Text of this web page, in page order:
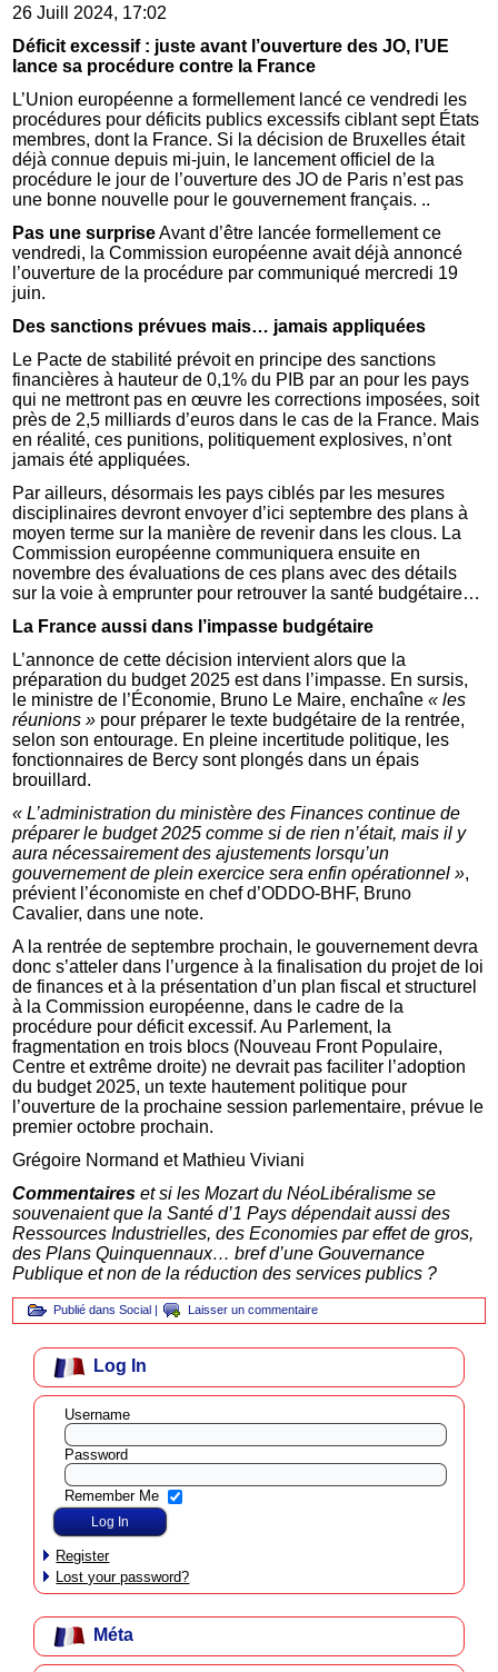
26 Juill 2024, 17:02
Déficit excessif : juste avant l’ouverture des JO, l’UE
lance sa procédure contre la France
L’Union européenne a formellement lancé ce vendredi les
procédures pour déficits publics excessifs ciblant sept États
membres, dont la France. Si la décision de Bruxelles était
déjà connue depuis mi-juin, le lancement officiel de la
procédure le jour de l’ouverture des JO de Paris n’est pas
une bonne nouvelle pour le gouvernement français. ..
Pas une surpriseAvant d’être lancée formellement ce
vendredi, la Commission européenne avait déjà annoncé
l’ouverture de la procédure par communiqué mercredi 19
juin.
Des sanctions prévues mais… jamais appliquées
Le Pacte de stabilité prévoit en principe des sanctions
financières à hauteur de 0,1% du PIB par an pour les pays
qui ne mettront pas en œuvre les corrections imposées, soit
près de 2,5 milliards d’euros dans le cas de la France. Mais
en réalité, ces punitions, politiquement explosives, n’ont
jamais été appliquées.
Par ailleurs, désormais les pays ciblés par les mesures
disciplinaires devront envoyer d’ici septembre des plans à
moyen terme sur la manière de revenir dans les clous. La
Commission européenne communiquera ensuite en
novembre des évaluations de ces plans avec des détails
sur la voie à emprunter pour retrouver la santé budgétaire…
La France aussi dans l’impasse budgétaire
L’annonce de cette décision intervient alors que la
préparation du budget 2025 est dans l’impasse. En sursis,
le ministre de l’Économie, Bruno Le Maire, enchaîne« les
réunions » pour préparer le texte budgétaire de la rentrée,
selon son entourage. En pleine incertitude politique, les
fonctionnaires de Bercy sont plongés dans un épais
brouillard.
« L’administration du ministère des Finances continue de
préparer le budget 2025 comme si de rien n’était, mais il y
aura nécessairement des ajustements lorsqu’un
gouvernement de plein exercice sera enfin opérationnel »,
prévient l’économiste en chef d’ODDO-BHF, Bruno
Cavalier, dans une note.
A la rentrée de septembre prochain, le gouvernement devra
donc s’atteler dans l’urgence à la finalisation du projet de loi
de finances et à la présentation d’un plan fiscal et structurel
à la Commission européenne, dans le cadre de la
procédure pour déficit excessif. Au Parlement, la
fragmentation en trois blocs (Nouveau Front Populaire,
Centre et extrême droite) ne devrait pas faciliter l’adoption
du budget 2025, un texte hautement politique pour
l’ouverture de la prochaine session parlementaire, prévue le
premier octobre prochain.
Grégoire Normand et Mathieu Viviani
Commentaires et si les Mozart du NéoLibéralisme se
souvenaient que la Santé d’1 Pays dépendait aussi des
Ressources Industrielles, des Economies par effet de gros,
des Plans Quinquennaux… bref d’une Gouvernance
Publique et non de la réduction des services publics ?
Publié dans Social | Laisser un commentaire
Log In
Username
Password
Remember Me
Register
Lost your password?
Méta